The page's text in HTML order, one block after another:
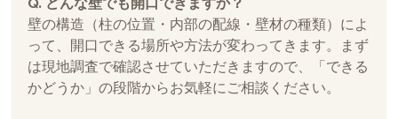
壁の構造（柱の位置・内部の配線・壁材の種類）によ
って、開口できる場所や方法が変わってきます。まず
は現地調査で確認させていただきますので、「できる
かどうか」の段階からお気軽にご相談ください。